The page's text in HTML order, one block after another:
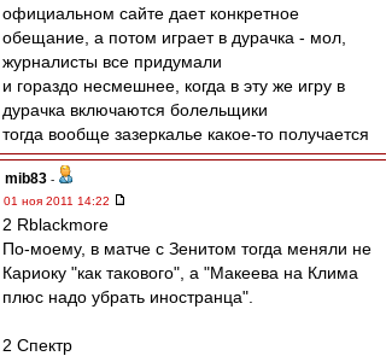
официальном сайте дает конкретное
обещание, а потом играет в дурачка - мол,
журналисты все придумали
и гораздо несмешнее, когда в эту же игру в
дурачка включаются болельщики
тогда вообще зазеркалье какое-то получается
mib83 -
01 ноя 2011 14:22
2 Rblackmore
По-моему, в матче с Зенитом тогда меняли не
Кариоку "как такового", а "Макеева на Клима
плюс надо убрать иностранца".
2 Спектр